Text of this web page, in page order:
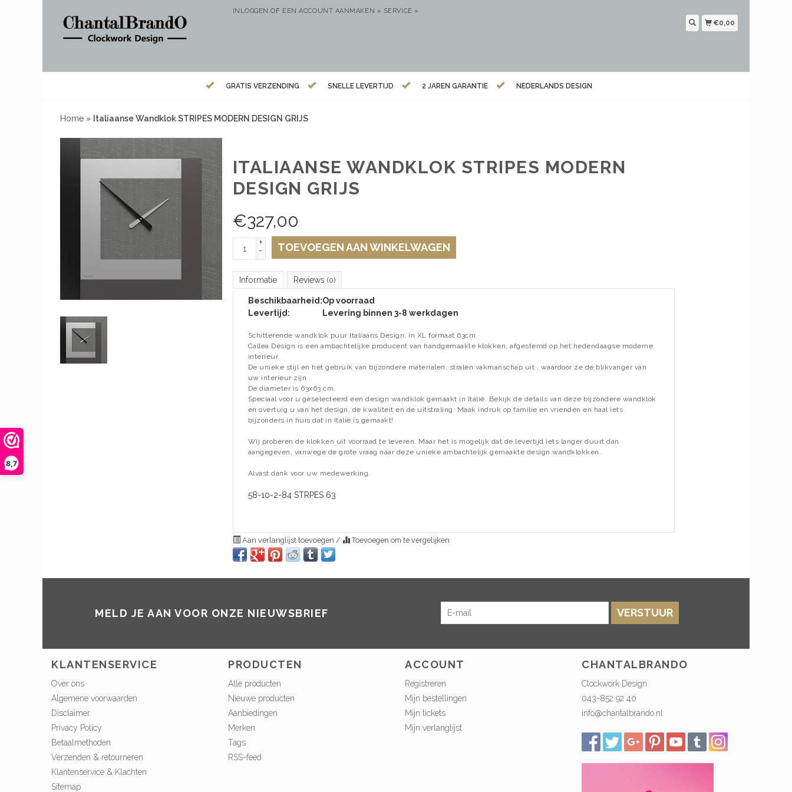
8,7
INLOGGEN OF EEN ACCOUNT AANMAKEN » SERVICE »
€0,00
GRATIS VERZENDING SNELLE LEVERTIJD 2 JAREN GARANTIE NEDERLANDS DESIGN
Home » Italiaanse Wandklok STRIPES MODERN DESIGN GRIJS
ITALIAANSE WANDKLOK STRIPES MODERN
DESIGN GRIJS
€327,00
+
-
TOEVOEGEN AAN WINKELWAGEN
Informatie Reviews (0)
Beschikbaarheid:Op voorraad
Levertijd:
Levering binnen 3-8 werkdagen
Schitterende wandklok puur Italiaans Design, in XL formaat 63cm.
Callea Design is een ambachtelijke producent van handgemaakte klokken, afgestemd op het hedendaagse moderne
interieur.
De unieke stijl en het gebruik van bijzondere materialen, stralen vakmanschap uit , waardoor ze de blikvanger van
uw interieur zijn.
De diameter is 63x63 cm.
Speciaal voor u geselecteerd een design wandklok gemaakt in Italië. Bekijk de details van deze bijzondere wandklok
en overtuig u van het design, de kwaliteit en de uitstraling. Maak indruk op familie en vrienden en haal iets
bijzonders in huis dat in Italië is gemaakt!
Wij proberen de klokken uit voorraad te leveren. Maar het is mogelijk dat de levertijd iets langer duurt dan
aangegeven, vanwege de grote vraag naar deze unieke ambachtelijk gemaakte design wandklokken.
Alvast dank voor uw medewerking.
58-10-2-84 STRPES 63
Aan verlanglijst toevoegen / Toevoegen om te vergelijken
MELD JE AAN VOOR ONZE NIEUWSBRIEF VERSTUUR
KLANTENSERVICE
Over ons
Algemene voorwaarden
Disclaimer
Privacy Policy
Betaalmethoden
Verzenden & retourneren
Klantenservice & Klachten
Sitemap
PRODUCTEN
Alle producten
Nieuwe producten
Aanbiedingen
Merken
Tags
RSS-feed
ACCOUNT
Registreren
Mijn bestellingen
Mijn tickets
Mijn verlanglijst
CHANTALBRANDO
Clockwork Design
043-852 92 40
info@chantalbrando.nl